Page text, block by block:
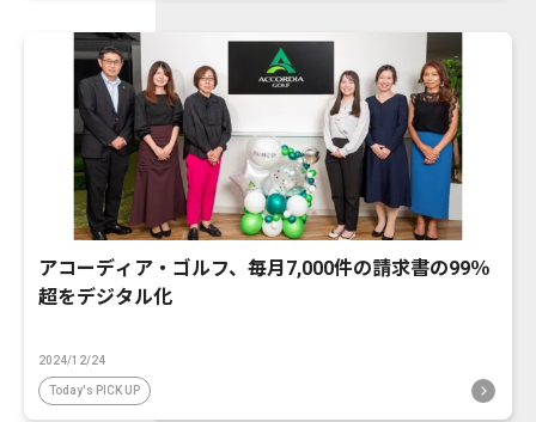
アコーディア・ゴルフ、毎月7,000件の請求書の99％
超をデジタル化
2024/12/24
Today's PICK UP